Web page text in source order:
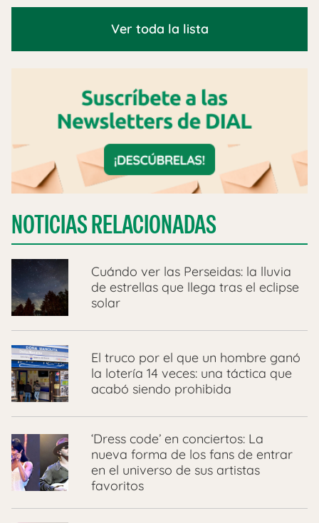
Ver toda la lista
NOTICIAS RELACIONADAS
Cuándo ver las Perseidas: la lluvia
de estrellas que llega tras el eclipse
solar
El truco por el que un hombre ganó
la lotería 14 veces: una táctica que
acabó siendo prohibida
‘Dress code’ en conciertos: La
nueva forma de los fans de entrar
en el universo de sus artistas
favoritos